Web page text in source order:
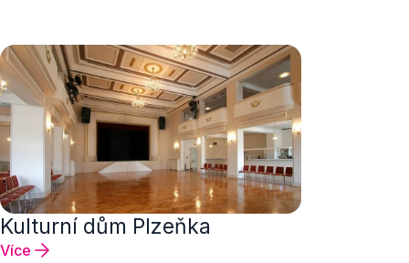
Kulturní dům Plzeňka
Více